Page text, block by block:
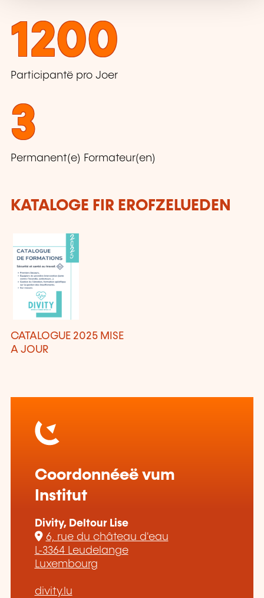
1200
Participantë pro Joer
3
Permanent(e) Formateur(en)
KATALOGE FIR EROFZELUEDEN
CATALOGUE 2025 MISE
A JOUR
Coordonnéeë vum
Institut
Divity, Deltour Lise
6, rue du château d'eau
L-3364 Leudelange
Luxembourg
divity.lu